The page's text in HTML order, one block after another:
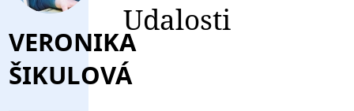
VERONIKA
ŠIKULOVÁ
Udalosti